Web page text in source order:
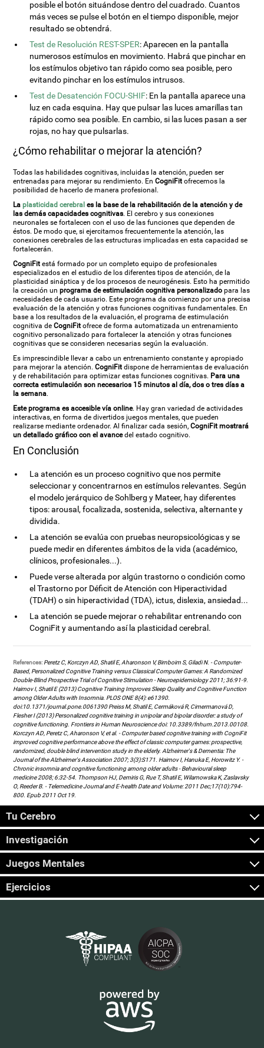
posible el botón situándose dentro del cuadrado. Cuantos
más veces se pulse el botón en el tiempo disponible, mejor
resultado se obtendrá.
Test de Resolución REST-SPER: Aparecen en la pantalla
numerosos estímulos en movimiento. Habrá que pinchar en
los estímulos objetivo tan rápido como sea posible, pero
evitando pinchar en los estímulos intrusos.
Test de Desatención FOCU-SHIF: En la pantalla aparece una
luz en cada esquina. Hay que pulsar las luces amarillas tan
rápido como sea posible. En cambio, si las luces pasan a ser
rojas, no hay que pulsarlas.
¿Cómo rehabilitar o mejorar la atención?
Todas las habilidades cognitivas, incluidas la atención, pueden ser
entrenadas para mejorar su rendimiento. EnCogniFit ofrecemos la
posibilidad de hacerlo de manera profesional.
La plasticidad cerebral es la base de la rehabilitación de la atención y de
las demás capacidades cognitivas. El cerebro y sus conexiones
neuronales se fortalecen con el uso de las funciones que dependen de
éstos. De modo que, si ejercitamos frecuentemente la atención, las
conexiones cerebrales de las estructuras implicadas en esta capacidad se
fortalecerán.
CogniFit está formado por un completo equipo de profesionales
especializados en el estudio de los diferentes tipos de atención, de la
plasticidad sináptica y de los procesos de neurogénesis. Esto ha permitido
la creación unprograma de estimulación cognitiva personalizado para las
necesidades de cada usuario. Este programa da comienzo por una precisa
evaluación de la atención y otras funciones cognitivas fundamentales. En
base a los resultados de la evaluación, el programa de estimulación
cognitiva deCogniFit ofrece de forma automatizada un entrenamiento
cognitivo personalizado para fortalecer la atención y otras funciones
cognitivas que se consideren necesarias según la evaluación.
Es imprescindible llevar a cabo un entrenamiento constante y apropiado
para mejorar la atención.CogniFit dispone de herramientas de evaluación
y de rehabilitación para optimizar estas funciones cognitivas. Para una
correcta estimulación son necesarios 15 minutos al día, dos o tres días a
la semana.
Este programa es accesible vía online. Hay gran variedad de actividades
interactivas, en forma de divertidos juegos mentales, que pueden
realizarse mediante ordenador. Al finalizar cada sesión,CogniFit mostrará
un detallado gráfico con el avancedel estado cognitivo.
En Conclusión
La atención es un proceso cognitivo que nos permite
seleccionar y concentrarnos en estímulos relevantes. Según
el modelo jerárquico de Sohlberg y Mateer, hay diferentes
tipos: arousal, focalizada, sostenida, selectiva, alternante y
dividida.
La atención se evalúa con pruebas neuropsicológicas y se
puede medir en diferentes ámbitos de la vida (académico,
clínicos, profesionales...).
Puede verse alterada por algún trastorno o condición como
el Trastorno por Déficit de Atención con Hiperactividad
(TDAH) o sin hiperactividad (TDA), ictus, dislexia, ansiedad...
La atención se puede mejorar o rehabilitar entrenando con
CogniFit y aumentando así la plasticidad cerebral.
References: Peretz C, Korczyn AD, Shatil E, Aharonson V, Birnboim S, Giladi N. - Computer-
Based, Personalized Cognitive Training versus Classical Computer Games: A Randomized
Double-Blind Prospective Trial of Cognitive Stimulation - Neuroepidemiology 2011; 36:91-9.
Haimov I, Shatil E (2013) Cognitive Training Improves Sleep Quality and Cognitive Function
among Older Adults with Insomnia. PLOS ONE 8(4): e61390.
doi:10.1371/journal.pone.0061390 Preiss M, Shatil E, Cermáková R, Cimermanová D,
Flesher I (2013) Personalized cognitive training in unipolar and bipolar disorder: a study of
cognitive functioning. Frontiers in Human Neuroscience doi: 10.3389/fnhum.2013.00108.
Korczyn AD, Peretz C, Aharonson V, et al. - Computer based cognitive training with CogniFit
improved cognitive performance above the effect of classic computer games: prospective,
randomized, double blind intervention study in the elderly. Alzheimer's & Dementia: The
Journal of the Alzheimer's Association 2007; 3(3):S171. Haimov I, Hanuka E, Horowitz Y. -
Chronic insomnia and cognitive functioning among older adults - Behavioural sleep
medicine 2008; 6:32-54. Thompson HJ, Demiris G, Rue T, Shatil E, Wilamowska K, Zaslavsky
O, Reeder B. - Telemedicine Journal and E-health Date and Volume: 2011 Dec;17(10):794-
800. Epub 2011 Oct 19.
Tu Cerebro
Investigación
Juegos Mentales
Ejercicios